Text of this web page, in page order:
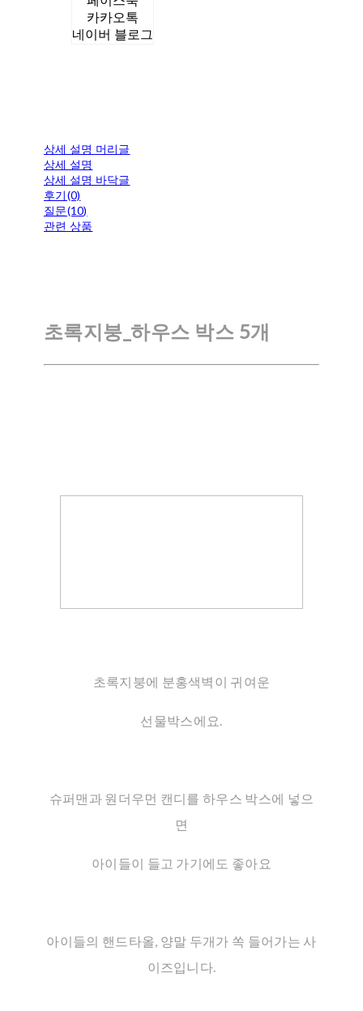
카카오톡
네이버 블로그
상세 설명 머리글
상세 설명
상세 설명 바닥글
후기(0)
질문(10)
관련 상품
초록지붕_하우스 박스 5개
초록지붕에 분홍색벽이 귀여운
선물박스에요.
슈퍼맨과 원더우먼 캔디를 하우스 박스에 넣으
면
아이들이 들고 가기에도 좋아요
아이들의 핸드타올, 양말 두개가 쏙 들어가는 사
이즈입니다.